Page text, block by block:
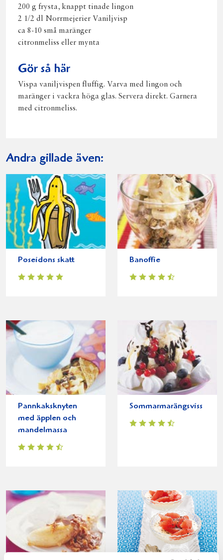
200 g frysta, knappt tinade lingon
2 1/2 dl Norrmejerier Vaniljvisp
ca 8-10 små maränger
citronmeliss eller mynta
Gör så här
Vispa vaniljvispen fluffig. Varva med lingon och
maränger i vackra höga glas. Servera direkt. Garnera
med citronmeliss.
Andra gillade även:
Poseidons skatt Banoffie
Pannkaksknyten
med äpplen och
mandelmassa
Sommarmarängsviss